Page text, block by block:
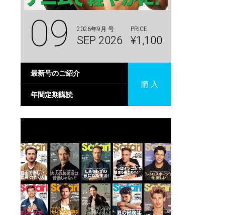
09 2026年9月 号
SEP 2026
PRICE.
¥1,100
最新号のご紹介
年間定期購読
購 入